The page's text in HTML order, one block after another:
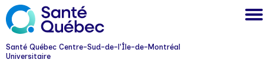
Santé Québec Centre-Sud-de-l'Île-de-Montréal
Universitaire